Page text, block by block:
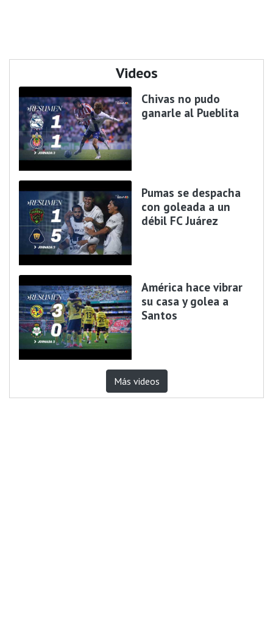
Videos
Chivas no pudo
ganarle al Pueblita
Pumas se despacha
con goleada a un
débil FC Juárez
América hace vibrar
su casa y golea a
Santos
Más videos